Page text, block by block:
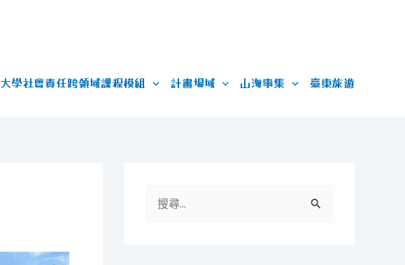
大學社會責任跨領域課程模組 計畫場域 山海事集 臺東旅遊